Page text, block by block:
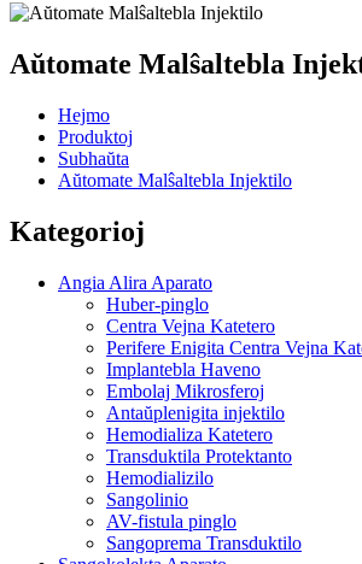
Aŭtomate Malŝaltebla
Hejmo
Produktoj
Subhaŭta
Aŭtomate Malŝaltebla Injektilo
Kategorioj
Angia Alira Aparato
Huber-pinglo
Centra Vejna Katetero
Perifere Enigita Centra Vejna
Implantebla Haveno
Embolaj Mikrosferoj
Antaŭplenigita injektilo
Hemodializa Katetero
Transduktila Protektanto
Hemodializilo
Sangolinio
AV-fistula pinglo
Sangoprema Transduktilo